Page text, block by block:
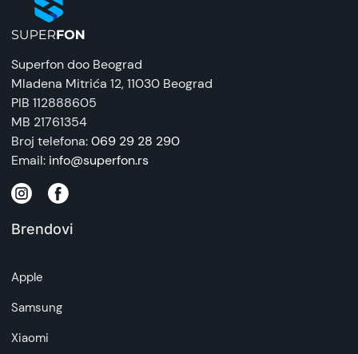
Superfon doo Beograd
Mladena Mitrića 12, 11030 Beograd
PIB 112888605
MB 21761354
Broj telefona:069 29 28 290
Email: info@superfon.rs
Brendovi
Apple
Samsung
Xiaomi